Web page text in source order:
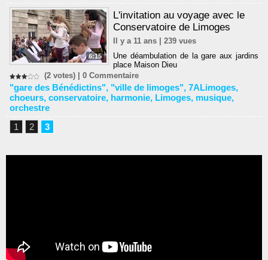
6:15
L'invitation au voyage avec le
Conservatoire de Limoges
Il y a 11 ans | 239 vues
Une déambulation de la gare aux jardins
place Maison Dieu
(2 votes) | 0 Commentaire
"gare des Bénédictins", "ville de limoges", 7ALimoges,
choeurs, conservatoire, harmonie, Limoges, musique,
orchestre
1
2 3